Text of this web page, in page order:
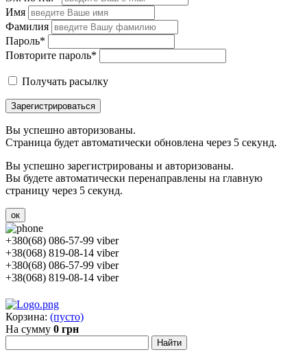
Имя
Фамилия
Пароль*
Повторите пароль*
Получать расылку
Зарегистрироваться
Вы успешно авторизованы.
Страница будет автоматически обновлена через 5 секунд.
Вы успешно зарегистрированы и авторизованы.
Вы будете автоматически перенаправлены на главную
страницу через 5 секунд.
ок
+380(68) 086-57-99 viber
+38(068) 819-08-14 viber
+380(68) 086-57-99 viber
+38(068) 819-08-14 viber
Корзина: (пусто)
На сумму 0 грн